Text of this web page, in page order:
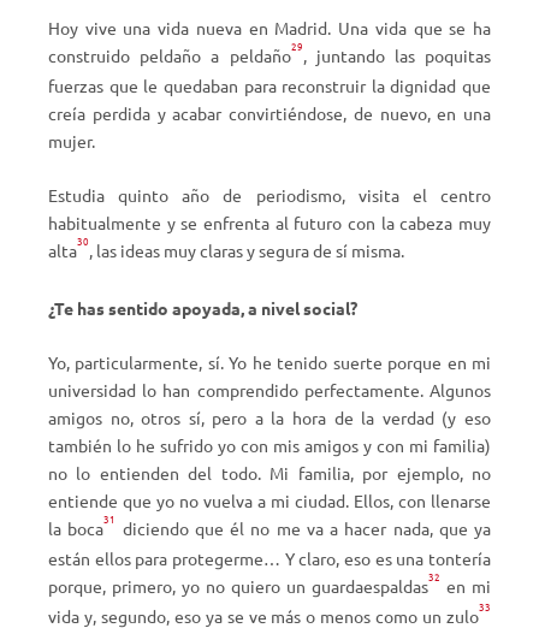
Hoy vive una vida nueva en Madrid. Una vida que se ha
construido peldaño a peldaño29, juntando las poquitas
fuerzas que le quedaban para reconstruir la dignidad que
creía perdida y acabar convirtiéndose, de nuevo, en una
mujer.
Estudia quinto año de periodismo, visita el centro
habitualmente y se enfrenta al futuro con la cabeza muy
alta30, las ideas muy claras y segura de sí misma.
¿Te has sentido apoyada, a nivel social?
Yo, particularmente, sí. Yo he tenido suerte porque en mi
universidad lo han comprendido perfectamente. Algunos
amigos no, otros sí, pero a la hora de la verdad (y eso
también lo he sufrido yo con mis amigos y con mi familia)
no lo entienden del todo. Mi familia, por ejemplo, no
entiende que yo no vuelva a mi ciudad. Ellos, con llenarse
la boca31 diciendo que él no me va a hacer nada, que ya
están ellos para protegerme… Y claro, eso es una tontería
porque, primero, yo no quiero un guardaespaldas32 en mi
vida y, segundo, eso ya se ve más o menos como un zulo33